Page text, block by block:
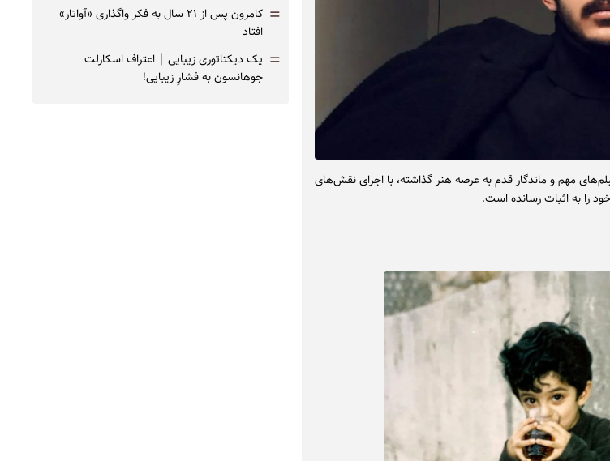
مهم و ماندگار قدم به عرصه هنر گذاشته، با اجرای نقش‌های
را به اثبات رسانده است.
=
کامرون پس از ۲۱ سال به فکر واگذاری «آواتار»
افتاد
= یک دیکتاتوری زیبایی | اعتراف اسکارلت
جوهانسون به فشارِ زیبایی!